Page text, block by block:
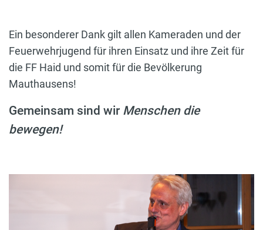
Ein besonderer Dank gilt allen Kameraden und der
Feuerwehrjugend für ihren Einsatz und ihre Zeit für
die FF Haid und somit für die Bevölkerung
Mauthausens!
Gemeinsam sind wir Menschen die
bewegen!